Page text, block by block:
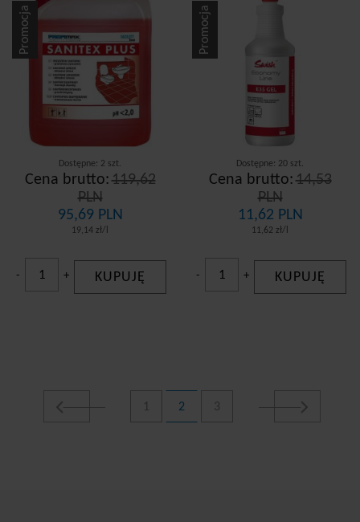
Dostępne: 2 szt.
Cena brutto: 119,62
PLN
95,69 PLN
19,14 zł/l
Promocja
- + KUPUJĘ
Dostępne: 20 szt.
Cena brutto: 14,53
PLN
11,62 PLN
11,62 zł/l
Promocja
- + KUPUJĘ
1 2 3